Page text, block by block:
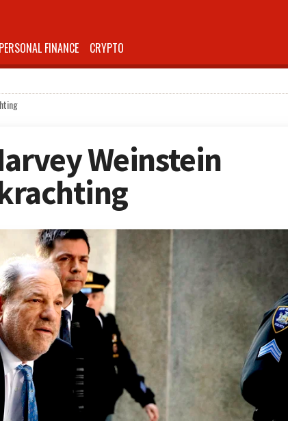
PERSONAL FINANCE CRYPTO
Weinstein